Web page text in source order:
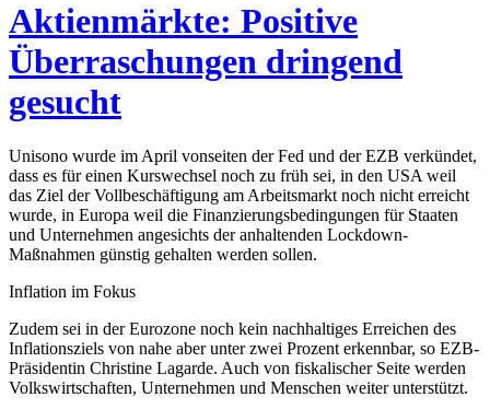
Aktienmärkte: Positive
Überraschungen dringend
gesucht
Unisono wurde im April vonseiten der Fed und der EZB verkündet,
dass es für einen Kurswechsel noch zu früh sei, in den USA weil
das Ziel der Vollbeschäftigung am Arbeitsmarkt noch nicht erreicht
wurde, in Europa weil die Finanzierungsbedingungen für Staaten
und Unternehmen angesichts der anhaltenden Lockdown-
Maßnahmen günstig gehalten werden sollen.
Inflation im Fokus
Zudem sei in der Eurozone noch kein nachhaltiges Erreichen des
Inflationsziels von nahe aber unter zwei Prozent erkennbar, so EZB-
Präsidentin Christine Lagarde. Auch von fiskalischer Seite werden
Volkswirtschaften, Unternehmen und Menschen weiter unterstützt.